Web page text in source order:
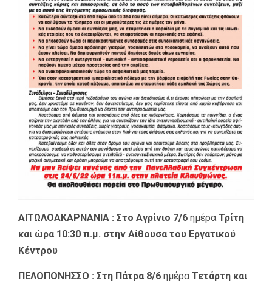
ΑΙΤΩΛΟΑΚΑΡΝΑΝΙΑ : Στο Αγρίνιο 7/6 ημέρα Τρίτη
και ώρα 10:30 π.μ. στην Αίθουσα του Εργατικού
Κέντρου
ΠΕΛΟΠΟΝΗΣΣΟ : Στη Πάτρα 8/6 ημέρα Τετάρτη και